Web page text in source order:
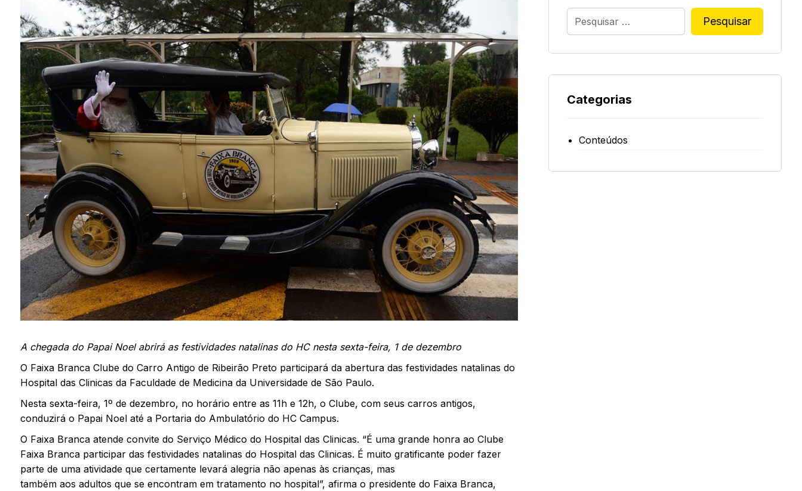
A chegada do Papai Noel abrirá as festividades natalinas do HC nesta sexta-feira, 1 de dezembro
O Faixa Branca Clube do Carro Antigo de Ribeirão Preto participará da abertura das festividades natalinas do
Hospital das Clinicas da Faculdade de Medicina da Universidade de São Paulo.
Nesta sexta-feira, 1º de dezembro, no horário entre as 11h e 12h, o Clube, com seus carros antigos,
conduzirá o Papai Noel até a Portaria do Ambulatório do HC Campus.
O Faixa Branca atende convite do Serviço Médico do Hospital das Clinicas. “É uma grande honra ao Clube
Faixa Branca participar das festividades natalinas do Hospital das Clinicas. É muito gratificante poder fazer
parte de uma atividade que certamente levará alegria não apenas às crianças, mas
também aos adultos que se encontram em tratamento no hospital”, afirma o presidente do Faixa Branca,
Pesquisar
Categorias
Conteúdos